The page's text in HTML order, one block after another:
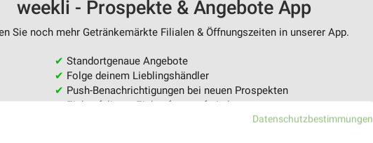
weekli - Prospekte & Angebote App
Sie noch mehr Getränkemärkte Filialen & Öffnungszeiten in unserer App.
✔ Standortgenaue Angebote
✔ Folge deinem Lieblingshändler
✔ Push-Benachrichtigungen bei neuen Prospekten
✔Einkaufsliste - Einkauf stressfrei planen
Datenschutzbestimmungen